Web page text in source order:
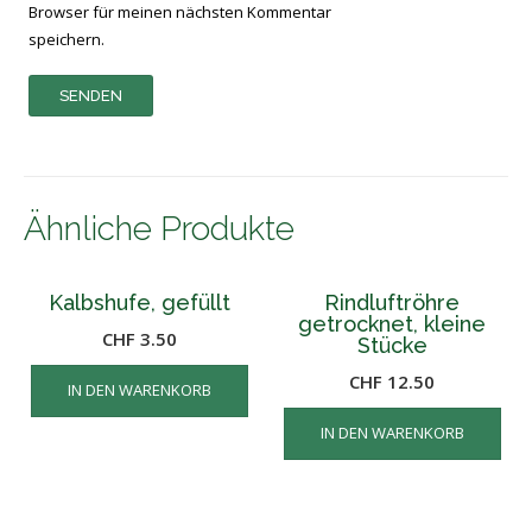
Browser für meinen nächsten Kommentar
speichern.
Ähnliche Produkte
Kalbshufe, gefüllt
CHF 3.50
IN DEN WARENKORB
Rindluftröhre
getrocknet, kleine
Stücke
CHF 12.50
IN DEN WARENKORB